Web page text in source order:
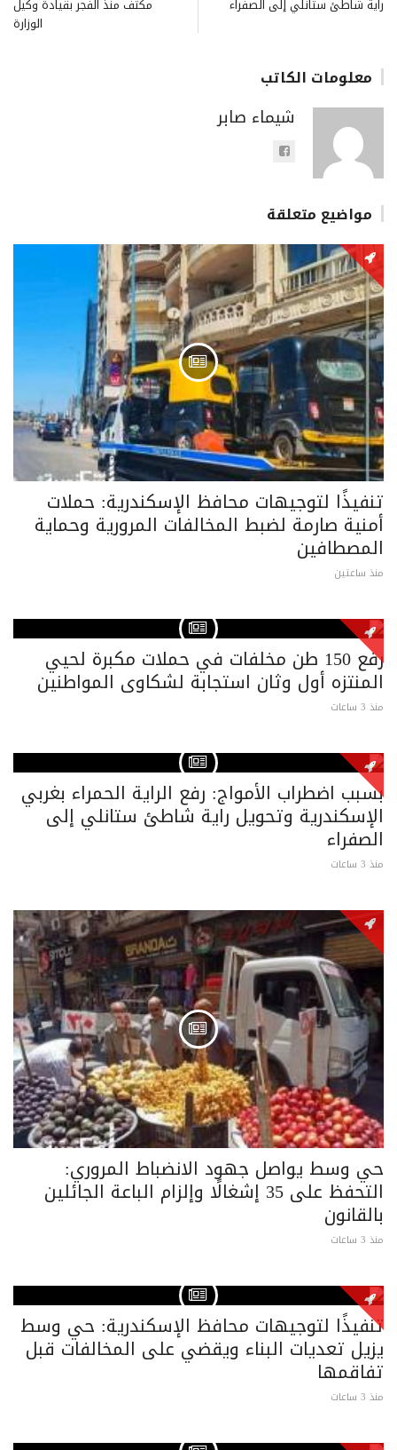
راية شاطئ ستانلي إلى الصفراء
مكثف منذ الفجر بقيادة وكيل
الوزارة
معلومات الكاتب
شيماء صابر
مواضيع متعلقة
تنفيذًا لتوجيهات محافظ الإسكندرية: حملات
أمنية صارمة لضبط المخالفات المرورية وحماية
المصطافين
منذ ساعتين
رفع 150 طن مخلفات في حملات مكبرة لحيي
المنتزه أول وثان استجابة لشكاوى المواطنين
منذ 3 ساعات
بسبب اضطراب الأمواج: رفع الراية الحمراء بغربي
الإسكندرية وتحويل راية شاطئ ستانلي إلى
الصفراء
منذ 3 ساعات
حي وسط يواصل جهود الانضباط المروري:
التحفظ على 35 إشغالًا وإلزام الباعة الجائلين
بالقانون
منذ 3 ساعات
تنفيذًا لتوجيهات محافظ الإسكندرية: حي وسط
يزيل تعديات البناء ويقضي على المخالفات قبل
تفاقمها
منذ 3 ساعات